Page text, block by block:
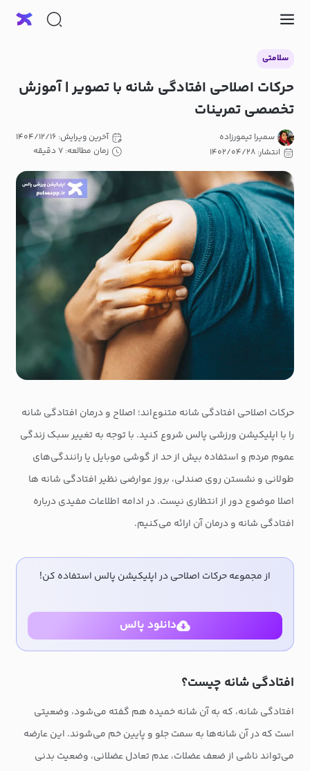
سلامتی
حرکات اصلاحی افتادگی شانه با تصویر | آموزش
تخصصی تمرینات
سمیرا تیمورزاده
انتشار: ۱۴۰۲/۰۴/۲۸
آخرین ویرایش: ۱۴۰۴/۱۲/۱۶
زمان مطالعه: ۷ دقیقه
حرکات اصلاحی افتادگی شانه متنوع‌اند؛ اصلاح و درمان افتادگی شانه
را با اپلیکیشن ورزشی پالس شروع کنید. با توجه به تغییر سبک زندگی
عموم مردم و استفاده بیش از حد از گوشی موبایل یا رانندگی‌های
طولانی و نشستن روی صندلی، بروز عوارضی نظیر افتادگی شانه ها
اصلا موضوع دور از انتظاری نیست. در ادامه اطلاعات مفیدی درباره
افتادگی شانه و درمان آن ارائه می‌کنیم.
از مجموعه حرکات اصلاحی در اپلیکیشن پالس استفاده کن!
دانلود پالس
افتادگی شانه چیست؟
افتادگی شانه، که به آن شانه خمیده هم گفته می‌شود، وضعیتی
است که در آن شانه‌ها به سمت جلو و پایین خم می‌شوند. این عارضه
می‌تواند ناشی از ضعف عضلات، عدم تعادل عضلانی، وضعیت بدنی